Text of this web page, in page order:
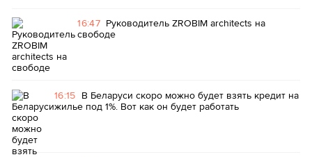
16:47 Руководитель ZROBIM architects на
свободе
16:15 В Беларуси скоро можно будет взять кредит на
жилье под 1%. Вот как он будет работать